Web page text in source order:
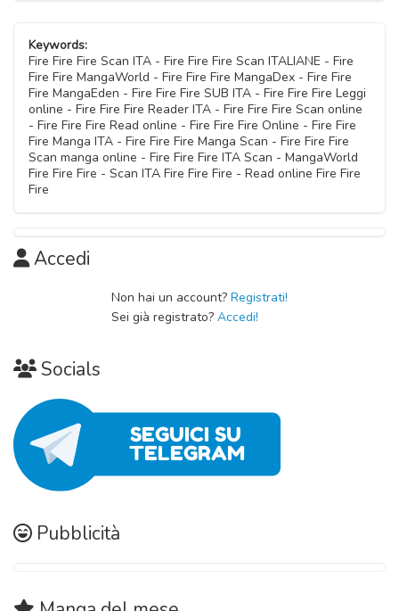
Capitolo 03
22 Ottobre 2020
Capitolo 02
22 Ottobre 2020
Keywords:
Fire Fire Fire Scan ITA - Fire Fire Fire Scan ITALIANE - Fire
Fire Fire MangaWorld - Fire Fire Fire MangaDex - Fire Fire
Fire MangaEden - Fire Fire Fire SUB ITA - Fire Fire Fire Leggi
online - Fire Fire Fire Reader ITA - Fire Fire Fire Scan online
- Fire Fire Fire Read online - Fire Fire Fire Online - Fire Fire
Fire Manga ITA - Fire Fire Fire Manga Scan - Fire Fire Fire
Scan manga online - Fire Fire Fire ITA Scan - MangaWorld
Fire Fire Fire - Scan ITA Fire Fire Fire - Read online Fire Fire
Fire
Accedi
Non hai un account? Registrati!
Sei già registrato? Accedi!
Socials
Pubblicità